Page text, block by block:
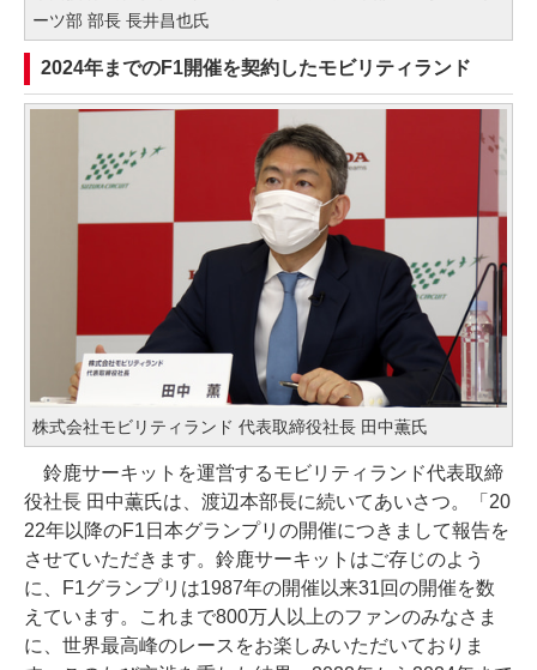
ーツ部 部長 長井昌也氏
2024年までのF1開催を契約したモビリティランド
株式会社モビリティランド 代表取締役社長 田中薫氏
鈴鹿サーキットを運営するモビリティランド代表取締
役社長 田中薫氏は、渡辺本部長に続いてあいさつ。「20
22年以降のF1日本グランプリの開催につきまして報告を
させていただきます。鈴鹿サーキットはご存じのよう
に、F1グランプリは1987年の開催以来31回の開催を数
えています。これまで800万人以上のファンのみなさま
に、世界最高峰のレースをお楽しみいただいておりま